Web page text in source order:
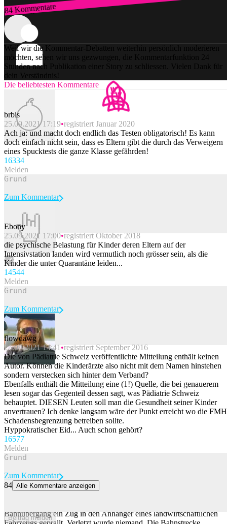
84 Kommentare
Zum Login
Weil wir die Kommentar-Debatten weiterhin persönlich moderieren
möchten, sehen wir uns gezwungen, die Kommentarfunktion 24
Stunden nach Publikation einer Story zu schliessen. Vielen Dank für
dein Verständnis!
Die beliebtesten Kommentare
brbis
25.09.2021 17:19 registriert Januar 2020
Ach ja: und macht doch endlich das Testen obligatorisch! Es kann
doch einfach nicht sein, dass es Eltern gibt die durch das Verweigern
eines Spucktests die ganze Klasse gefährden!
16334
Melden
Beitrag melden
Zum Kommentar
Ebony
25.09.2021 17:00 registriert Oktober 2018
die psychische Belastung für Kinder deren Eltern auf der
Intensivstation landen wird vermutlich noch grösser sein, als die
Kinder die unter Quarantäne leiden...
14544
Melden
Beitrag melden
Zum Kommentar
flowdawg
25.09.2021 14:41 registriert September 2016
Die von Pädiatrie Schweiz veröffentlichte Mitteilung enthält keinen
Autor. Können die Kinderärzte also nicht mit dem Namen hinstehen
sondern verstecken sich hinter dem Verband?
Ebenfalls enthält die Mitteilung eine (1!) Quelle, die bei genauerem
lesen sogar das Gegenteil dessen sagt, was Pädiatrie Schweiz
behauptet. DIESEN Leuten soll man die Gesundheit seiner Kinder
anvertrauen? Ich denke langsam wäre der Punkt erreicht wo die FMH
Schadensbegrenzung betreiben sollte.
Hyppokratischer Eid... Auch schon gehört?
16577
Melden
Beitrag melden
Zum Kommentar
84 Alle Kommentare anzeigen
Bahnübergang ein Zug in den Anhänger eines landwirtschaftlichen